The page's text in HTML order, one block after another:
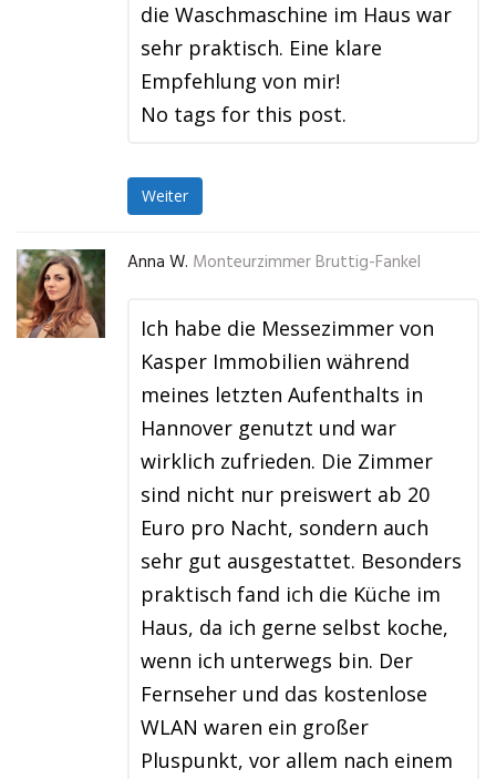
die Waschmaschine im Haus war
sehr praktisch. Eine klare
Empfehlung von mir!
No tags for this post.
Weiter
Anna W. Monteurzimmer Bruttig-Fankel
Ich habe die Messezimmer von
Kasper Immobilien während
meines letzten Aufenthalts in
Hannover genutzt und war
wirklich zufrieden. Die Zimmer
sind nicht nur preiswert ab 20
Euro pro Nacht, sondern auch
sehr gut ausgestattet. Besonders
praktisch fand ich die Küche im
Haus, da ich gerne selbst koche,
wenn ich unterwegs bin. Der
Fernseher und das kostenlose
WLAN waren ein großer
Pluspunkt, vor allem nach einem